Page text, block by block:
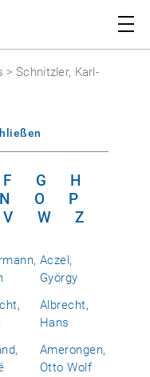
> Schnitzler, Karl-
F G
H
N O
P
V W Z
Aczel,
György
Albrecht,
Hans
Amerongen,
Otto Wolf